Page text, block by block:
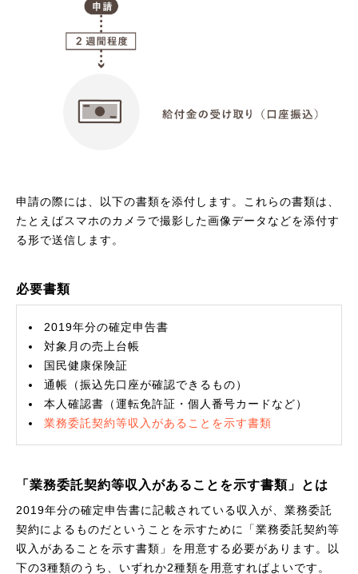
申請の際には、以下の書類を添付します。これらの書類は、
たとえばスマホのカメラで撮影した画像データなどを添付す
る形で送信します。
必要書類
2019年分の確定申告書
対象月の売上台帳
国民健康保険証
通帳（振込先口座が確認できるもの）
本人確認書（運転免許証・個人番号カードなど）
業務委託契約等収入があることを示す書類
「業務委託契約等収入があることを示す書類」とは
2019年分の確定申告書に記載されている収入が、業務委託
契約によるものだということを示すために「業務委託契約等
収入があることを示す書類」を用意する必要があります。以
下の3種類のうち、いずれか2種類を用意すればよいです。